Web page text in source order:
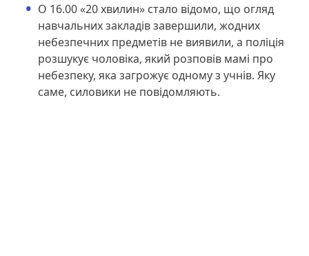
О 16.00 «20 хвилин» стало відомо, що огляд
навчальних закладів завершили, жодних
небезпечних предметів не виявили, а поліція
розшукує чоловіка, який розповів мамі про
небезпеку, яка загрожує одному з учнів. Яку
саме, силовики не повідомляють.